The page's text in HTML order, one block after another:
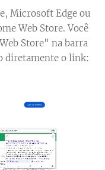
Microsoft Edge ou
Web Store. Você
Store" na barra
diretamente o link: